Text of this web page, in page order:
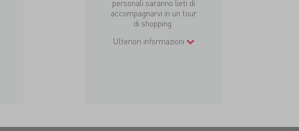
personali saranno lieti di
accompagnarvi in un tour
di shopping.
Ulteriori informazioni